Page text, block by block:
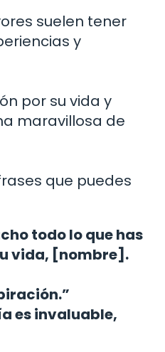
suelen tener
y
por su vida y
maravillosa de
que puedes
todo lo que has
vida, [nombre].
es invaluable,